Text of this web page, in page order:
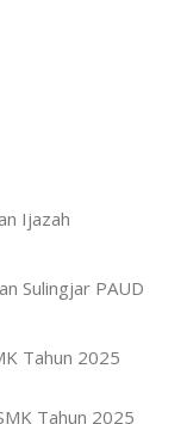
Ijazah
Sulingjar PAUD
Tahun 2025
Tahun 2025